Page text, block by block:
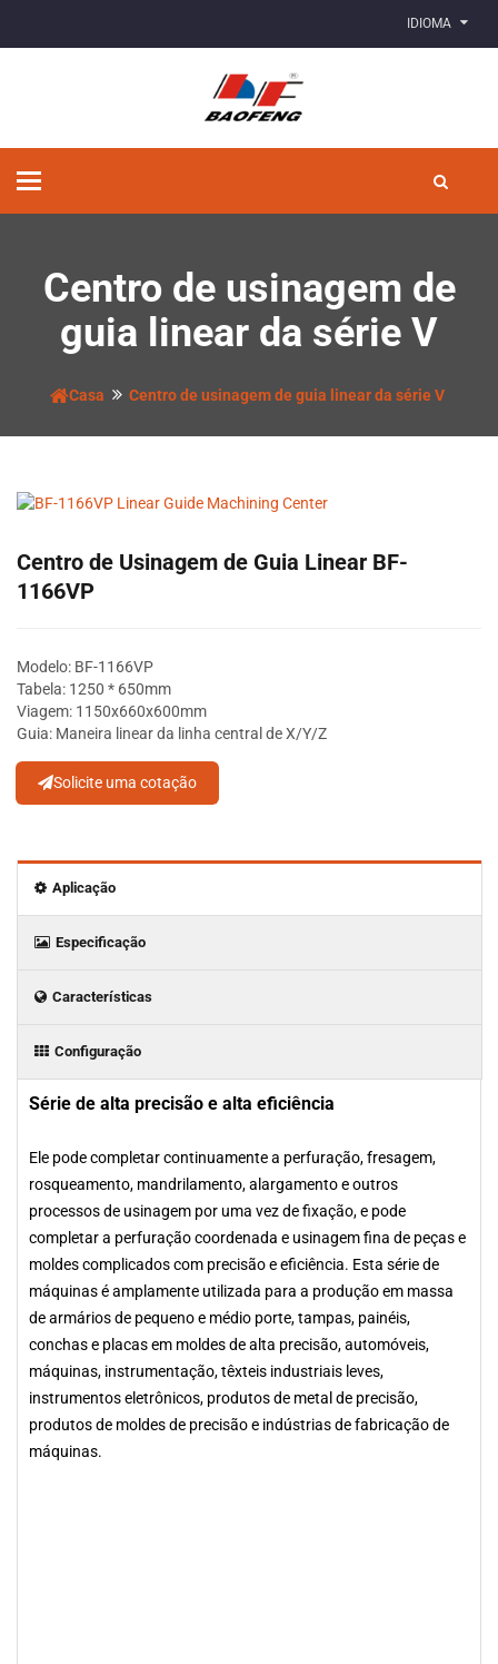
IDIOMA
Alternar
Centro de usinagem de
guia linear da série V
Casa Centro de usinagem de guia linear da série V
Centro de Usinagem de Guia Linear BF-
1166VP
Modelo: BF-1166VP
Tabela: 1250 * 650mm
Viagem: 1150x660x600mm
Guia: Maneira linear da linha central de X/Y/Z
Solicite uma cotação
Aplicação
Especificação
Características
Configuração
Série de alta precisão e alta eficiência
Ele pode completar continuamente a perfuração, fresagem,
rosqueamento, mandrilamento, alargamento e outros
processos de usinagem por uma vez de fixação, e pode
completar a perfuração coordenada e usinagem fina de peças e
moldes complicados com precisão e eficiência. Esta série de
máquinas é amplamente utilizada para a produção em massa
de armários de pequeno e médio porte, tampas, painéis,
conchas e placas em moldes de alta precisão, automóveis,
máquinas, instrumentação, têxteis industriais leves,
instrumentos eletrônicos, produtos de metal de precisão,
produtos de moldes de precisão e indústrias de fabricação de
máquinas.